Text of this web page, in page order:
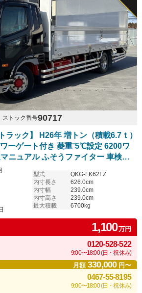
ストック番号90717
ラック】 H26年 増トン（積載6.7ｔ）
ーゲート付き 菱重⁻5℃設定 6200ワ
ニュアル ふそうファイター 車検付
型式
QKG-FK62FZ
内寸長さ
626.0cm
内寸幅
239.0cm
内寸高さ
239.0cm
最大積載
6700kg
1,100万円
0120-528-522
9:00〜18:00 (日・祝休み)
月額330,000円〜
0467-55-8195
9:00〜18:00 (日・祝休み)